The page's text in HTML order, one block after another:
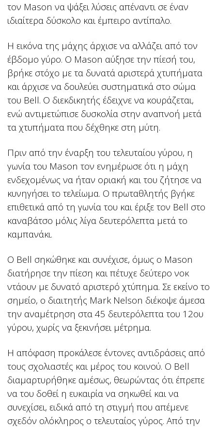
τον Mason να ψάξει λύσεις απέναντι σε έναν
ιδιαίτερα δύσκολο και έμπειρο αντίπαλο.
Η εικόνα της μάχης άρχισε να αλλάζει από τον
έβδομο γύρο. Ο Mason αύξησε την πίεσή του,
βρήκε στόχο με τα δυνατά αριστερά χτυπήματα
και άρχισε να δουλεύει συστηματικά στο σώμα
του Bell. Ο διεκδικητής έδειχνε να κουράζεται,
ενώ αντιμετώπισε δυσκολία στην αναπνοή μετά
τα χτυπήματα που δέχθηκε στη μύτη.
Πριν από την έναρξη του τελευταίου γύρου, η
γωνία του Mason τον ενημέρωσε ότι η μάχη
ενδεχομένως να ήταν οριακή και του ζήτησε να
κυνηγήσει το τελείωμα. Ο πρωταθλητής βγήκε
επιθετικά από τη γωνία του και έριξε τον Bell στο
καναβάτσο μόλις λίγα δευτερόλεπτα μετά το
καμπανάκι.
Ο Bell σηκώθηκε και συνέχισε, όμως ο Mason
διατήρησε την πίεση και πέτυχε δεύτερο νοκ
ντάουν με δυνατό αριστερό χτύπημα. Σε εκείνο το
σημείο, ο διαιτητής Mark Nelson διέκοψε άμεσα
την αναμέτρηση στα 45 δευτερόλεπτα του 12ου
γύρου, χωρίς να ξεκινήσει μέτρημα.
Η απόφαση προκάλεσε έντονες αντιδράσεις από
τους σχολιαστές και μέρος του κοινού. Ο Bell
διαμαρτυρήθηκε αμέσως, θεωρώντας ότι έπρεπε
να του δοθεί η ευκαιρία να σηκωθεί και να
συνεχίσει, ειδικά από τη στιγμή που απέμενε
σχεδόν ολόκληρος ο τελευταίος γύρος. Από την